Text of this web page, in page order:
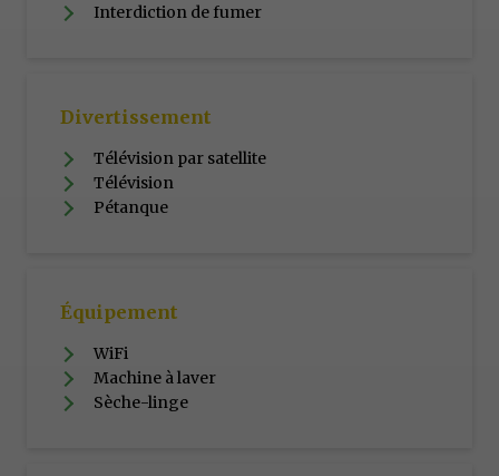
Interdiction de fumer
Divertissement
Télévision par satellite
Télévision
Pétanque
Équipement
WiFi
Machine à laver
Sèche-linge